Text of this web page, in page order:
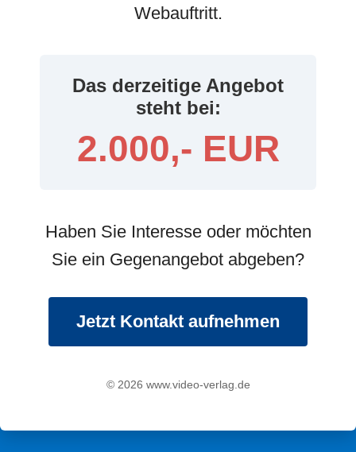
Webauftritt.
Das derzeitige Angebot
steht bei:
2.000,- EUR
Haben Sie Interesse oder möchten
Sie ein Gegenangebot abgeben?
Jetzt Kontakt aufnehmen
© 2026 www.video-verlag.de